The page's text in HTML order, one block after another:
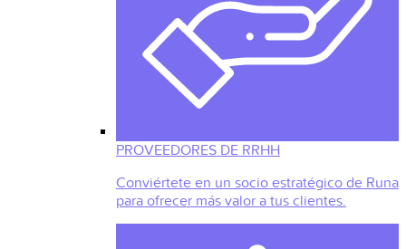
PROVEEDORES DE RRHH
Conviértete en un socio estratégico de Runa
para ofrecer más valor a tus clientes.